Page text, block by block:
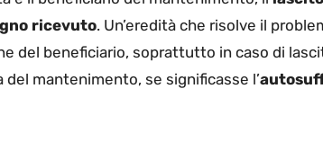
ricevuto. Un’eredità che risolve il
del beneficiario, soprattutto in caso di
del mantenimento, se significasse l’